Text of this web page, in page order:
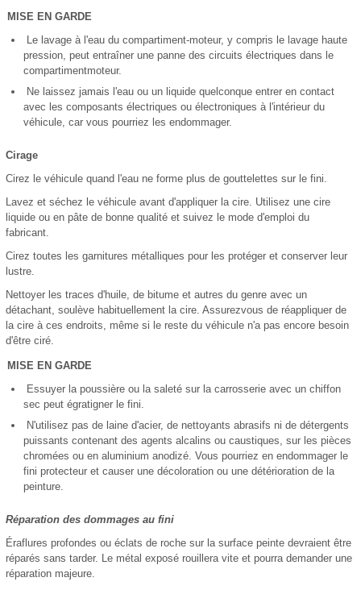
MISE EN GARDE
Le lavage à l'eau du compartiment-moteur, y compris le lavage haute
pression, peut entraîner une panne des circuits électriques dans le
compartimentmoteur.
Ne laissez jamais l'eau ou un liquide quelconque entrer en contact
avec les composants électriques ou électroniques à l'intérieur du
véhicule, car vous pourriez les endommager.
Cirage
Cirez le véhicule quand l'eau ne forme plus de gouttelettes sur le fini.
Lavez et séchez le véhicule avant d'appliquer la cire. Utilisez une cire
liquide ou en pâte de bonne qualité et suivez le mode d'emploi du
fabricant.
Cirez toutes les garnitures métalliques pour les protéger et conserver leur
lustre.
Nettoyer les traces d'huile, de bitume et autres du genre avec un
détachant, soulève habituellement la cire. Assurezvous de réappliquer de
la cire à ces endroits, même si le reste du véhicule n'a pas encore besoin
d'être ciré.
MISE EN GARDE
Essuyer la poussière ou la saleté sur la carrosserie avec un chiffon
sec peut égratigner le fini.
N'utilisez pas de laine d'acier, de nettoyants abrasifs ni de détergents
puissants contenant des agents alcalins ou caustiques, sur les pièces
chromées ou en aluminium anodizé. Vous pourriez en endommager le
fini protecteur et causer une décoloration ou une détérioration de la
peinture.
Réparation des dommages au fini
Éraflures profondes ou éclats de roche sur la surface peinte devraient être
réparés sans tarder. Le métal exposé rouillera vite et pourra demander une
réparation majeure.